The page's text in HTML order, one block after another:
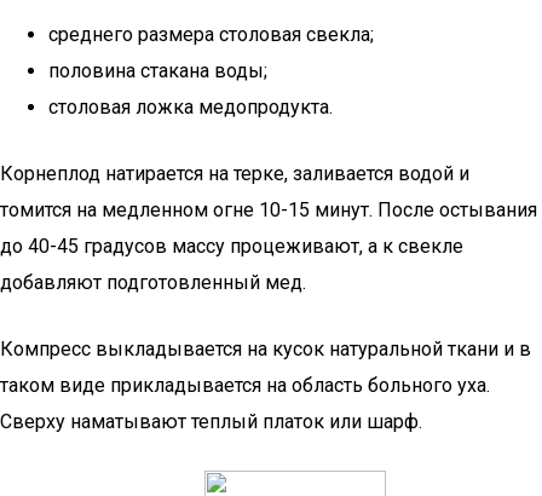
среднего размера столовая свекла;
половина стакана воды;
столовая ложка медопродукта.
Корнеплод натирается на терке, заливается водой и
томится на медленном огне 10-15 минут. После остывания
до 40-45 градусов массу процеживают, а к свекле
добавляют подготовленный мед.
Компресс выкладывается на кусок натуральной ткани и в
таком виде прикладывается на область больного уха.
Сверху наматывают теплый платок или шарф.